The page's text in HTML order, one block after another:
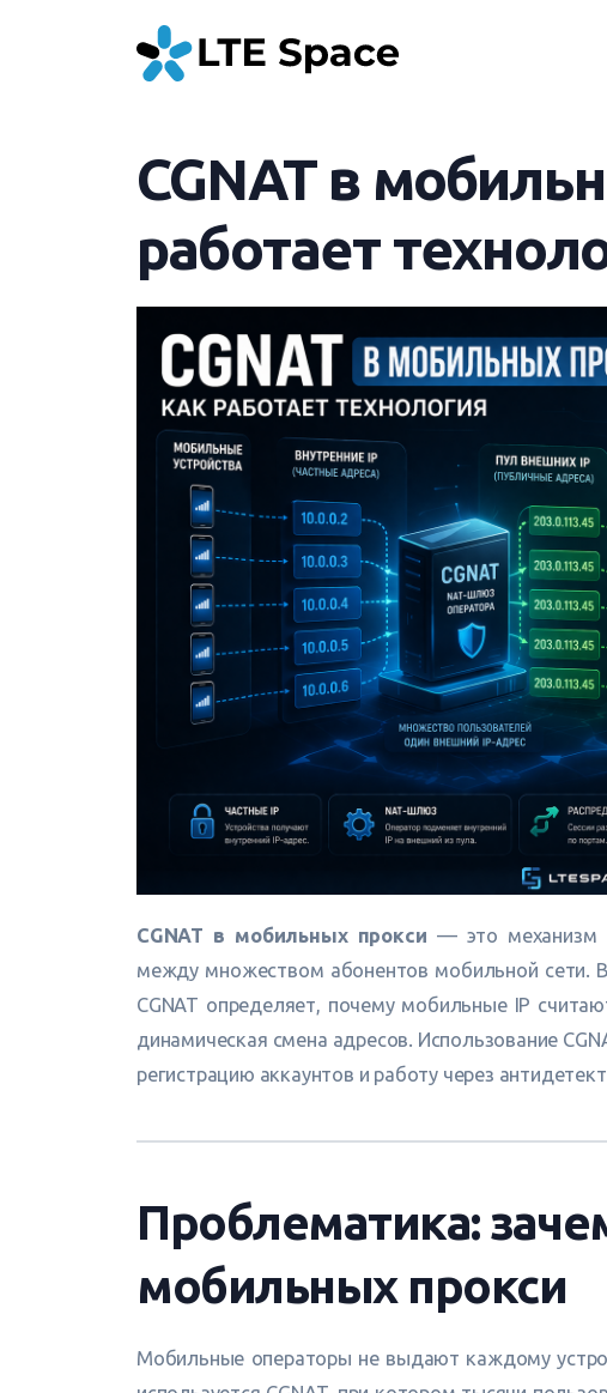
CGNAT в
работает
CGNAT в мобильных прокси — это механизм
между множеством абонентов мобильной сети.
CGNAT определяет, почему мобильные IP
динамическая смена адресов. Использование
регистрацию аккаунтов и работу через
Проблематика:
мобильных прокси
Мобильные операторы не выдают каждому